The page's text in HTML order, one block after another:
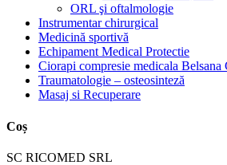
ORL şi oftalmologie
Instrumentar chirurgical
Medicină sportivă
Echipament Medical Protectie
Ciorapi compresie medicala Belsana
Traumatologie – osteosinteză
Masaj si Recuperare
Coș
SC RICOMED SRL